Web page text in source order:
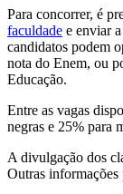
Para concorrer, é
faculdade e enviar
candidatos podem
nota do Enem, ou
Educação.
Entre as vagas
negras e 25% para
A divulgação dos
Outras informações